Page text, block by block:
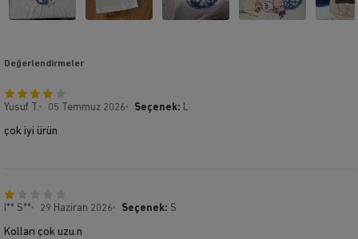
Değerlendirmeler
Yusuf T. 05 Temmuz 2026 Seçenek: L
çok iyi ürün
I** S** 29 Haziran 2026 Seçenek: S
Kolları çok uzu.n